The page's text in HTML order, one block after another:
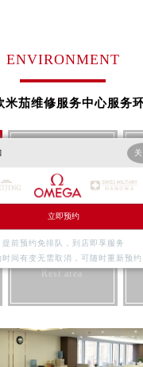
ENVIRONMENT
米茄维修服务中心服务
VIP service
宾客休息区
Rest area
立即预约
提前预约免排队，到店即享服务
时间有变无需取消，可随时重新预约